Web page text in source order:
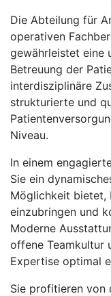
Die Abteilung für
operativen
gewährleistet eine
Betreuung der
interdisziplinäre
strukturierte und
Niveau.
In einem
Sie ein
Möglichkeit bietet,
einzubringen und
Moderne
offene Teamkultur
Expertise optimal
Sie profitieren von